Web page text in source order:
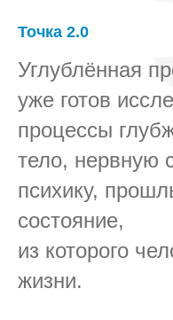
Точка 2.0
Углублённая
уже готов
процессы
тело, нервную
психику,
состояние,
из которого
жизни.